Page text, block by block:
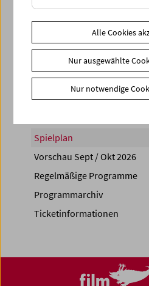
Spielplan
Vorschau Sept / Okt 2026
Regelmäßige Programme
Programmarchiv
Ticketinformationen
Alle Cookies
Nur ausgewählte
Nur notwendige